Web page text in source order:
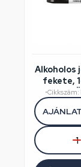
Alkoholos
fekete,
mm,
•Cikkszám: